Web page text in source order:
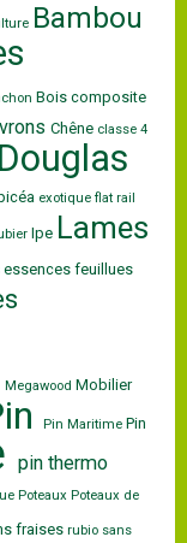
Bambou
Bois composite
Chêne classe 4
Douglas
exotique flat rail
Ipe Lames
essences feuillues
Megawood Mobilier
Pin Maritime Pin
pin thermo
Poteaux Poteaux de
fraises rubio sans